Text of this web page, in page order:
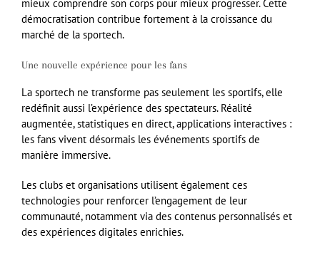
mieux comprendre son corps pour mieux progresser. Cette
démocratisation contribue fortement à la croissance du
marché de la sportech.
Une nouvelle expérience pour les fans
La sportech ne transforme pas seulement les sportifs, elle
redéfinit aussi l’expérience des spectateurs. Réalité
augmentée, statistiques en direct, applications interactives :
les fans vivent désormais les événements sportifs de
manière immersive.
Les clubs et organisations utilisent également ces
technologies pour renforcer l’engagement de leur
communauté, notamment via des contenus personnalisés et
des expériences digitales enrichies.